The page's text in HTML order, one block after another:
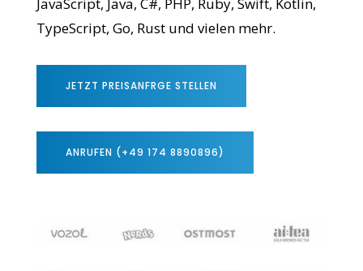
JavaScript, Java, C#, PHP, Ruby, Swift, Kotlin,
TypeScript, Go, Rust und vielen mehr.
JETZT PREISANFRGE STELLEN
ANRUFEN (+49 174 8890896)